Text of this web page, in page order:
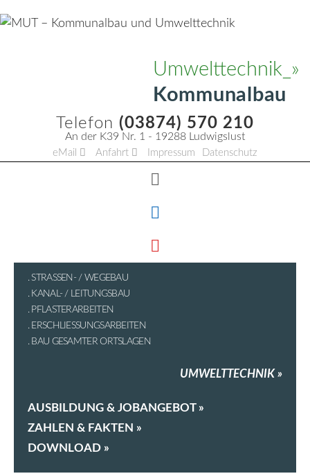
Inhalt
Umwelttechnik
Kommunalbau
Telefon (03874) 570 210
An der K39 Nr. 1 - 19288 Ludwigslust
eMail Anfahrt Impressum Datenschutz
MUT – KOMMUNALBAU UND
STRASSEN- / WEGEBAU
KANAL- / LEITUNGSBAU
PFLASTERARBEITEN
ERSCHLIESSUNGSARBEITEN
BAU GESAMTER ORTSLAGEN
UMWELTTECHNIK »
AUSBILDUNG & JOBANGEBOT »
ZAHLEN & FAKTEN »
DOWNLOAD »